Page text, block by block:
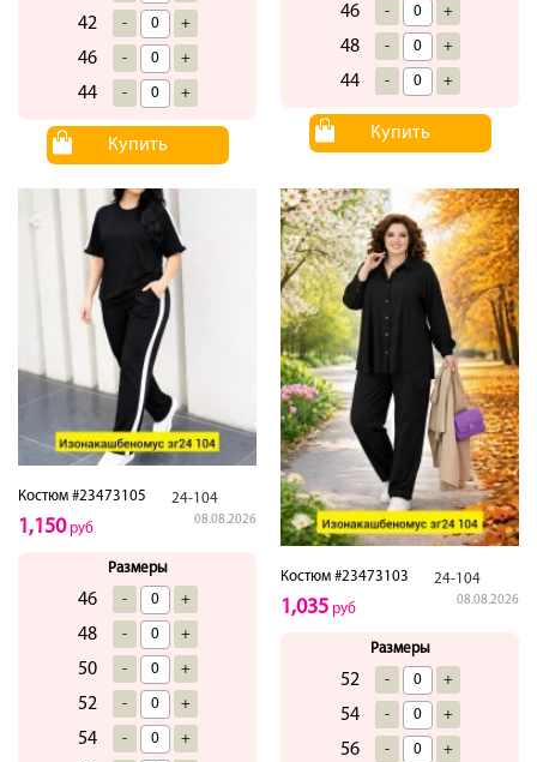
42 - +
46 - +
44 - +
Купить
46 - +
48 - +
44 - +
Купить
Костюм #23473105 24-104
08.08.2026
1,150руб
Размеры
46 - +
48 - +
50 - +
52 - +
54 - +
Костюм #23473103 24-104
08.08.2026
1,035 руб
Размеры
52 - +
54 - +
56 - +